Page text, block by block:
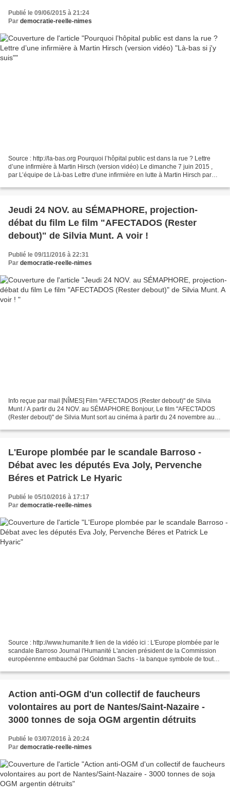
Publié le 09/06/2015 à 21:24
Par democratie-reelle-nimes
Source : http://la-bas.org Pourquoi l’hôpital public est dans la rue ? Lettre
d’une infirmière à Martin Hirsch (version vidéo) Le dimanche 7 juin 2015 ,
par L’équipe de Là-bas Lettre d'une infirmière en lutte à Martin Hirsch par
Jeudi 24 NOV. au SÉMAPHORE, projection-
débat du film Le film "AFECTADOS (Rester
debout)" de Silvia Munt. A voir !
Publié le 09/11/2016 à 22:31
Par democratie-reelle-nimes
Info reçue par mail [NÎMES] Film "AFECTADOS (Rester debout)" de Silvia
Munt / A partir du 24 NOV. au SÉMAPHORE Bonjour, Le film "AFECTADOS
(Rester debout)" de Silvia Munt sort au cinéma à partir du 24 novembre au
L'Europe plombée par le scandale Barroso -
Débat avec les députés Eva Joly, Pervenche
Béres et Patrick Le Hyaric
Publié le 05/10/2016 à 17:17
Par democratie-reelle-nimes
Source : http://www.humanite.fr lien de la vidéo ici : L'Europe plombée par le
scandale Barroso Journal l'Humanité L'ancien président de la Commission
européennne embauché par Goldman Sachs - la banque symbole de toutes
Action anti-OGM d'un collectif de faucheurs
volontaires au port de Nantes/Saint-Nazaire -
3000 tonnes de soja OGM argentin détruits
Publié le 03/07/2016 à 20:24
Par democratie-reelle-nimes